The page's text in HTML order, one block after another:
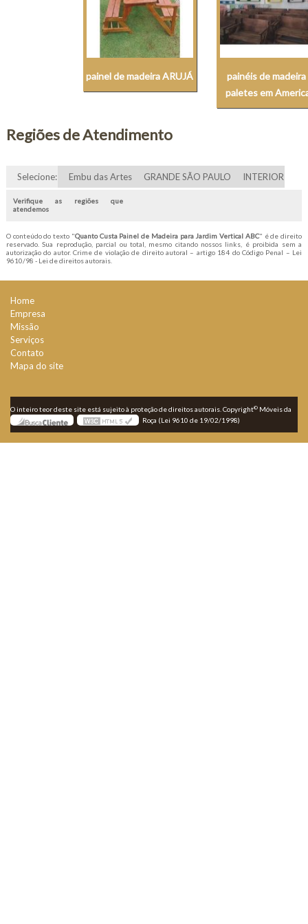
painel de madeira ARUJÁ
painéis de
paletes em
Regiões de Atendimento
Selecione: Embu das Artes GRANDE SÃO PAULO INTERIOR
Verifique as regiões que
atendemos
O conteúdo do texto "Quanto Custa Painel de Madeira para Jardim Vertical ABC" é de direito
reservado. Sua reprodução, parcial ou total, mesmo citando nossos links, é proibida sem a
autorização do autor. Crime de violação de direito autoral – artigo 184 do Código Penal – Lei
9610/98 - Lei de direitos autorais.
Home
Empresa
Missão
Serviços
Contato
Mapa do site
O inteiro teor deste site está sujeito à proteção de direitos autorais. Copyright© Móveis da
Roça (Lei 9610 de 19/02/1998)